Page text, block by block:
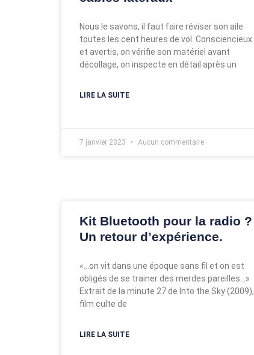
Nous le savons, il faut faire réviser son aile
toutes les cent heures de vol. Consciencieux
et avertis, on vérifie son matériel avant
décollage, on inspecte en détail après un
LIRE LA SUITE
7 janvier 2023 Aucun commentaire
Kit Bluetooth pour la radio ?
Un retour d’expérience.
«…on vit dans une époque sans fil et on est
obligés de se trainer des merdes pareilles…»
Extrait de la minute 27 de Into the Sky (2009),
film culte de
LIRE LA SUITE